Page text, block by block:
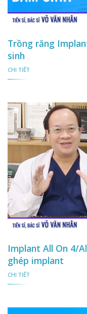
Trồng răng
sinh
CHI TIẾT
Implant All On 4/
ghép implant
CHI TIẾT